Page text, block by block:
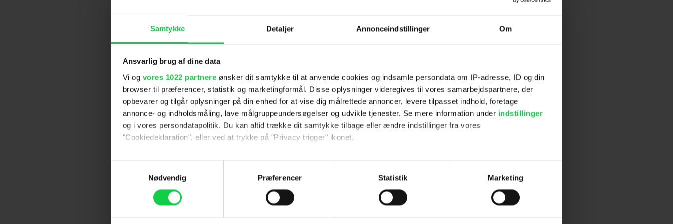
Samtykke Detaljer Annonceindstillinger Om
Ansvarlig brug af dine data
Vi og vores 1022 partnere ønsker dit samtykke til at anvende cookies og indsamle persondata om IP-adresse, ID og din
browser til præferencer, statistik og marketingformål. Disse oplysninger videregives til vores samarbejdspartnere, der
opbevarer og tilgår oplysninger på din enhed for at vise dig målrettede annoncer, levere tilpasset indhold, foretage
annonce- og indholdsmåling, lave målgruppeundersøgelser og udvikle tjenester. Se mere information under indstillinger
og i vores persondatapolitik. Du kan altid trække dit samtykke tilbage eller ændre indstillinger fra vores
"Cookiedeklaration", eller ved at trykke på "Privacy trigger" ikonet.
Hvis du tillader det, vil vi også gerne:
Indsamle præcise oplysninger om din placering, der kan være nøjagtig inden for få meter
Dine valg anvendes på hele websitet.
Nødvendig
Præferencer Statistik Marketing
Send
Ved tilmelding accepterer jeg
Om Kino.dk
Annoncering
Privatlivspolitik